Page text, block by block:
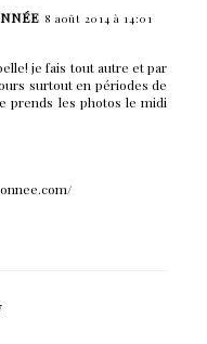
8 août 2014 à 14:01
je fais tout autre et par
surtout en périodes de
prends les photos le midi